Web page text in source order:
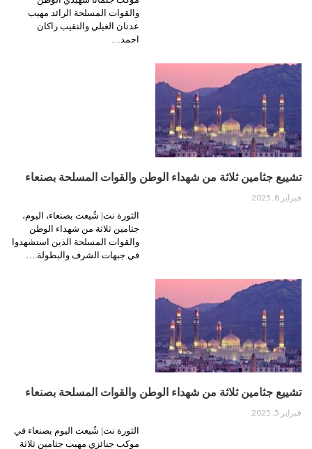
والقوات المسلحة الرائد مهيب
عدنان الغيلي والنقيب راكان
احمد…
تشييع جثامين ثلاثة من شهداء الوطن والقوات المسلحة بصنعاء
فبراير 8, 2025
الثورة نت| شُيعت بصنعاء، اليوم،
جثامين ثلاثة من شهداء الوطن
والقوات المسلحة الذين استشهدوا
في جبهات الشرف والبطولة.…
تشييع جثامين ثلاثة من شهداء الوطن والقوات المسلحة بصنعاء
فبراير 5, 2025
الثورة نت| شُيعت اليوم بصنعاء في
موكب جنائزي مهيب جثامين ثلاثة